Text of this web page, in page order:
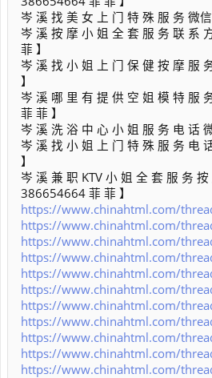
岑 溪 找 美 女 上 门 特 殊 服 务 微
岑 溪 按 摩 小 姐 全 套 服 务 联 系
菲 】
岑 溪 找 小 姐 上 门 保 健 按 摩 服
】
岑 溪 哪 里 有 提 供 空 姐 模 特 服
菲 菲 】
岑 溪 洗 浴 中 心 小 姐 服 务 电 话
岑 溪 找 小 姐 上 门 特 殊 服 务 电
】
岑 溪 兼 职 KTV 小 姐 全 套 服 务
386654664 菲 菲 】
https://www.chinahtml.com/
https://www.chinahtml.com/
https://www.chinahtml.com/
https://www.chinahtml.com/
https://www.chinahtml.com/
https://www.chinahtml.com/
https://www.chinahtml.com/
https://www.chinahtml.com/
https://www.chinahtml.com/
https://www.chinahtml.com/
https://www.chinahtml.com/